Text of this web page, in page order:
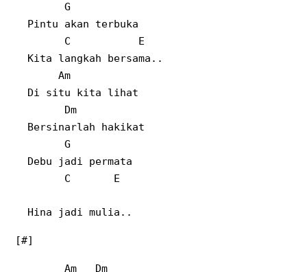
G
Pintu akan terbuka
C E
Kita langkah bersama..
Am
Di situ kita lihat
Dm
Bersinarlah hakikat
G
Debu jadi permata
C E
Hina jadi mulia..
[#]
Am Dm